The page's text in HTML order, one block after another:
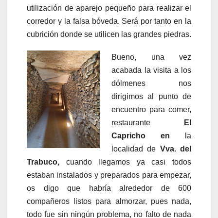
utilización de aparejo pequeño para realizar el
corredor y la falsa bóveda. Será por tanto en la
cubrición donde se utilicen las grandes piedras.
Bueno, una vez
acabada la visita a los
dólmenes nos
dirigimos al punto de
encuentro para comer,
restaurante
El
Capricho en
la
localidad de Vva. del
Trabuco, cuando llegamos ya casi todos
estaban instalados y preparados para empezar,
os digo que habría alrededor de 600
compañeros listos para almorzar, pues nada,
todo fue sin ningún problema, no falto de nada